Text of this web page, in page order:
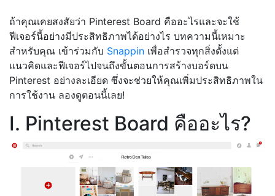
ถ้าคุณเคยสงสัยว่า Pinterest Board คืออะไรและจะใช้
ฟีเจอร์นี้อย่างมีประสิทธิภาพได้อย่างไร บทความนี้เหมาะ
สำหรับคุณ เข้าร่วมกับ Snappin เพื่อสำรวจทุกสิ่งตั้งแต่
แนวคิดและฟีเจอร์ไปจนถึงขั้นตอนการสร้างบอร์ดบน
Pinterest อย่างละเอียด ซึ่งจะช่วยให้คุณเพิ่มประสิทธิภาพใน
การใช้งาน ลองดูตอนนี้เลย!
I. Pinterest Board คืออะไร?